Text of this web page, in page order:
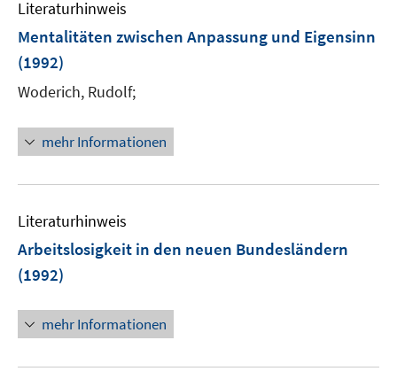
Literaturhinweis
Mentalitäten zwischen Anpassung und Eigensinn
(1992)
Woderich, Rudolf;
mehr Informationen
Literaturhinweis
Arbeitslosigkeit in den neuen Bundesländern
(1992)
mehr Informationen